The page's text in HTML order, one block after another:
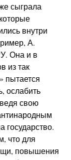
сыграла
внутри
А.
Она и в
из так
пытается
ослабить
свою
государство.
что для
повышения